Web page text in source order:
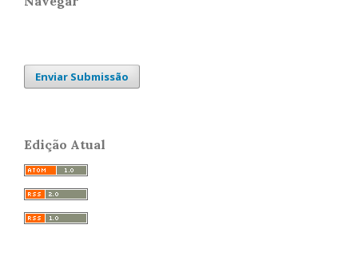
Enviar Submissão
Edição Atual